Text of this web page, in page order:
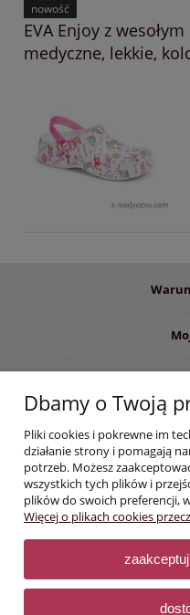
EVA Enjoy z
medyczne, lekkie,
nowość
Informujemy, iż zgodnie z
określonych produktów i
jest dla profesjonalistów z branży
zakupów w sklepie e-
Jestem specjalistą w
zawodowo z branżą
że treści zamieszczane na
innymi wiadomości na temat
bezpieczeństwa pacjentów.
Dbamy o Twoją
Pliki cookies i pokrewne im
działanie strony i pomagają
potrzeb. Możesz
wszystkich tych plików i
plików do swoich preferencji,
Więcej o plikach cookies